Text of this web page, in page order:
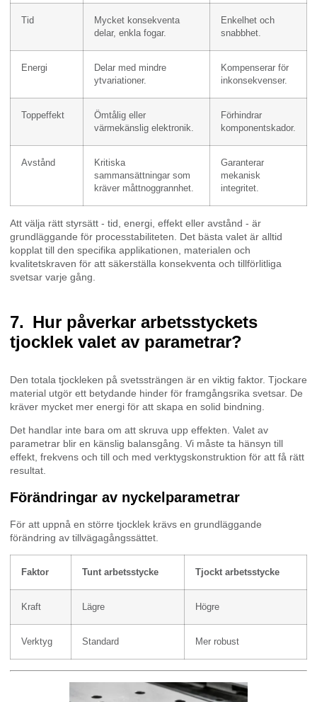
Tid
Mycket konsekventa
delar, enkla fogar.
Enkelhet och
snabbhet.
Energi
Delar med mindre
ytvariationer.
Kompenserar för
inkonsekvenser.
Toppeffekt
Ömtålig eller
värmekänslig elektronik.
Förhindrar
komponentskador.
Avstånd
Kritiska
sammansättningar som
kräver måttnoggrannhet.
Garanterar
mekanisk
integritet.
Att välja rätt styrsätt - tid, energi, effekt eller avstånd - är
grundläggande för processtabiliteten. Det bästa valet är alltid
kopplat till den specifika applikationen, materialen och
kvalitetskraven för att säkerställa konsekventa och tillförlitliga
svetsar varje gång.
Hur påverkar arbetsstyckets
tjocklek valet av parametrar?
Den totala tjockleken på svetssträngen är en viktig faktor. Tjockare
material utgör ett betydande hinder för framgångsrika svetsar. De
kräver mycket mer energi för att skapa en solid bindning.
Det handlar inte bara om att skruva upp effekten. Valet av
parametrar blir en känslig balansgång. Vi måste ta hänsyn till
effekt, frekvens och till och med verktygskonstruktion för att få rätt
resultat.
Förändringar av nyckelparametrar
För att uppnå en större tjocklek krävs en grundläggande
förändring av tillvägagångssättet.
Faktor Tunt arbetsstycke Tjockt arbetsstycke
Kraft Lägre Högre
Verktyg Standard Mer robust